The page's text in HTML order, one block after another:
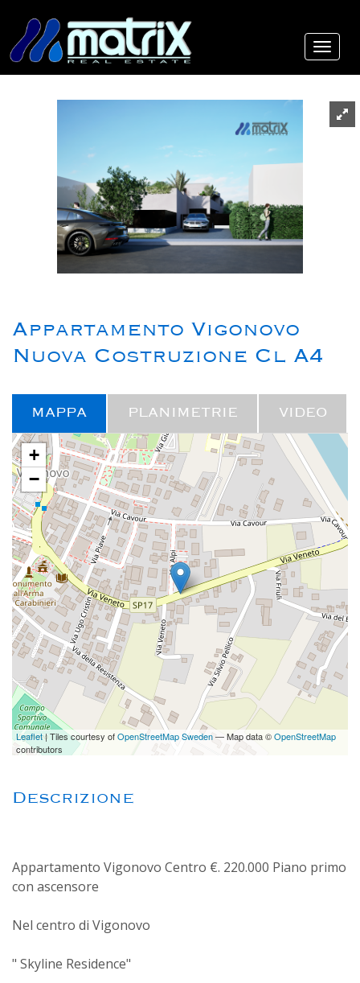
Appartamento Vigonovo
Nuova Costruzione Cl A4
MAPPA PLANIMETRIE VIDEO
+
−
Leaflet| Tiles courtesy ofOpenStreetMap Sweden— Map data ©OpenStreetMap
contributors
Descrizione
Appartamento Vigonovo Centro €. 220.000 Piano primo
con ascensore
Nel centro di Vigonovo
" Skyline Residence"